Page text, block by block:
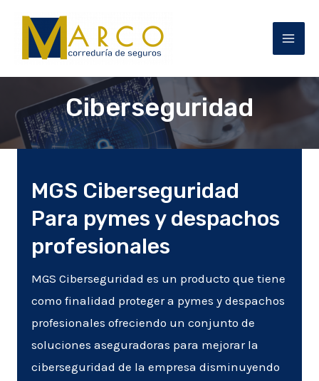
contenido
Ciberseguridad
MGS Ciberseguridad
Para pymes y despachos
profesionales
MGS Ciberseguridad es un producto que tiene
como finalidad proteger a pymes y despachos
profesionales ofreciendo un conjunto de
soluciones aseguradoras para mejorar la
ciberseguridad de la empresa disminuyendo